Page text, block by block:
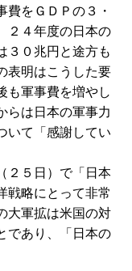
をＧＤＰの３・
２４年度の日本の
３０兆円と途方も
明はこうした要
も軍事費を増やし
らは日本の軍事力
いて「感謝してい
２５日）で「日本
戦略にとって非常
大軍拡は米国の対
であり、「日本の